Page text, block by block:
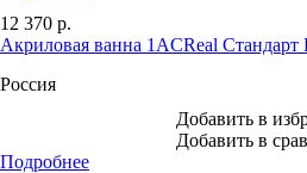
12 370 р.
Акриловая ванна 1ACReal Стандарт
Россия
Добавить в
Добавить в
Подробнее